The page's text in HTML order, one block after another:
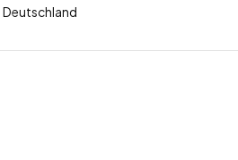
Deutschland